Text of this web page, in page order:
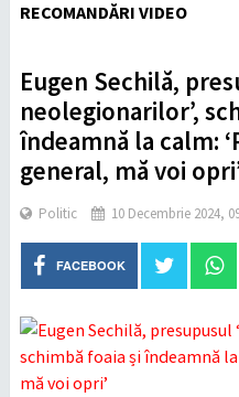
RECOMANDĂRI VIDEO
Eugen Sechilă,
neolegionarilor’,
îndeamnă la calm:
general, mă voi
Politic 10 Decembrie 2024,
FACEBOOK